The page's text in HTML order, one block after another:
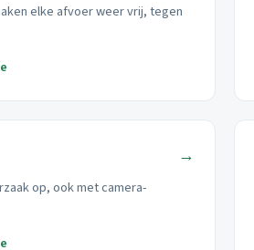
elke afvoer weer vrij, tegen
→
op, ook met camera-